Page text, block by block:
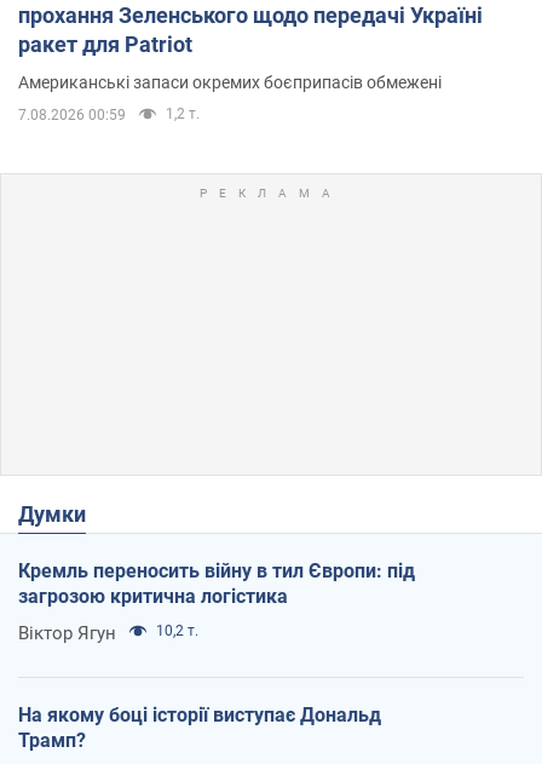
прохання Зеленського щодо передачі Україні
ракет для Patriot
Американські запаси окремих боєприпасів обмежені
7.08.2026 00:59 1,2 т.
Думки
Кремль переносить війну в тил Європи: під
загрозою критична логістика
Віктор Ягун 10,2 т.
На якому боці історії виступає Дональд
Трамп?